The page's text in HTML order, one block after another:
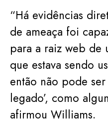
“Há evidências
de ameaça foi
para a raiz web de
que estava sendo
então não pode
legado’, como
afirmou Williams.